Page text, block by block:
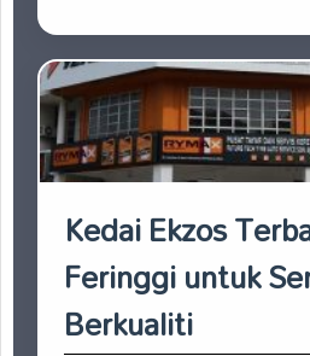
Kedai Ekzos
Feringgi untuk
Berkualiti